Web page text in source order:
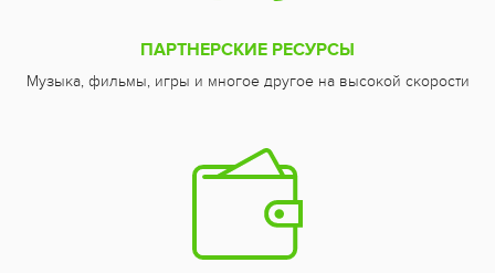
ПАРТНЕРСКИЕ РЕСУРСЫ
Музыка, фильмы, игры и многое другое на высокой скорости